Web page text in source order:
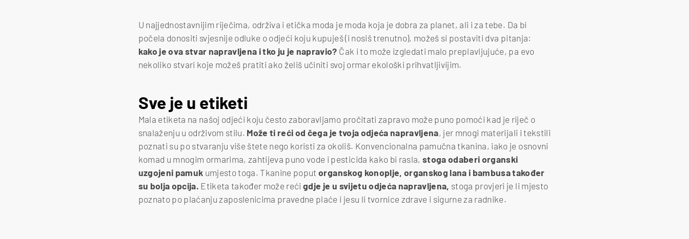
U najjednostavnijim riječima, održiva i etička moda je moda koja je dobra za planet, ali i za tebe. Da bi
počela donositi svjesnije odluke o odjeći koju kupuješ (i nosiš trenutno), možeš si postaviti dva pitanja:
kako je ova stvar napravljena i tko ju je napravio? Čak i to može izgledati malo preplavljujuće, pa evo
nekoliko stvari koje možeš pratiti ako želiš učiniti svoj ormar ekološki prihvatljivijim.
Sve je u etiketi
Mala etiketa na našoj odjeći koju često zaboravljamo pročitati zapravo može puno pomoći kad je riječ o
snalaženju u održivom stilu. Može ti reći od čega je tvoja odjeća napravljena, jer mnogi materijali i tekstili
poznati su po stvaranju više štete nego koristi za okoliš. Konvencionalna pamučna tkanina, iako je osnovni
komad u mnogim ormarima, zahtijeva puno vode i pesticida kako bi rasla, stoga odaberi organski
uzgojeni pamuk umjesto toga. Tkanine poputorganskog konoplje, organskog lana i bambusa također
su bolja opcija. Etiketa također može rećigdje je u svijetu odjeća napravljena, stoga provjeri je li mjesto
poznato po plaćanju zaposlenicima pravedne plaće i jesu li tvornice zdrave i sigurne za radnike.